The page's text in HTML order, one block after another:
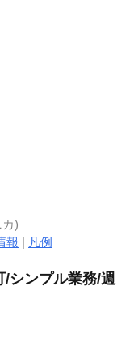
)
報 | 凡例
/シンプル業務/週